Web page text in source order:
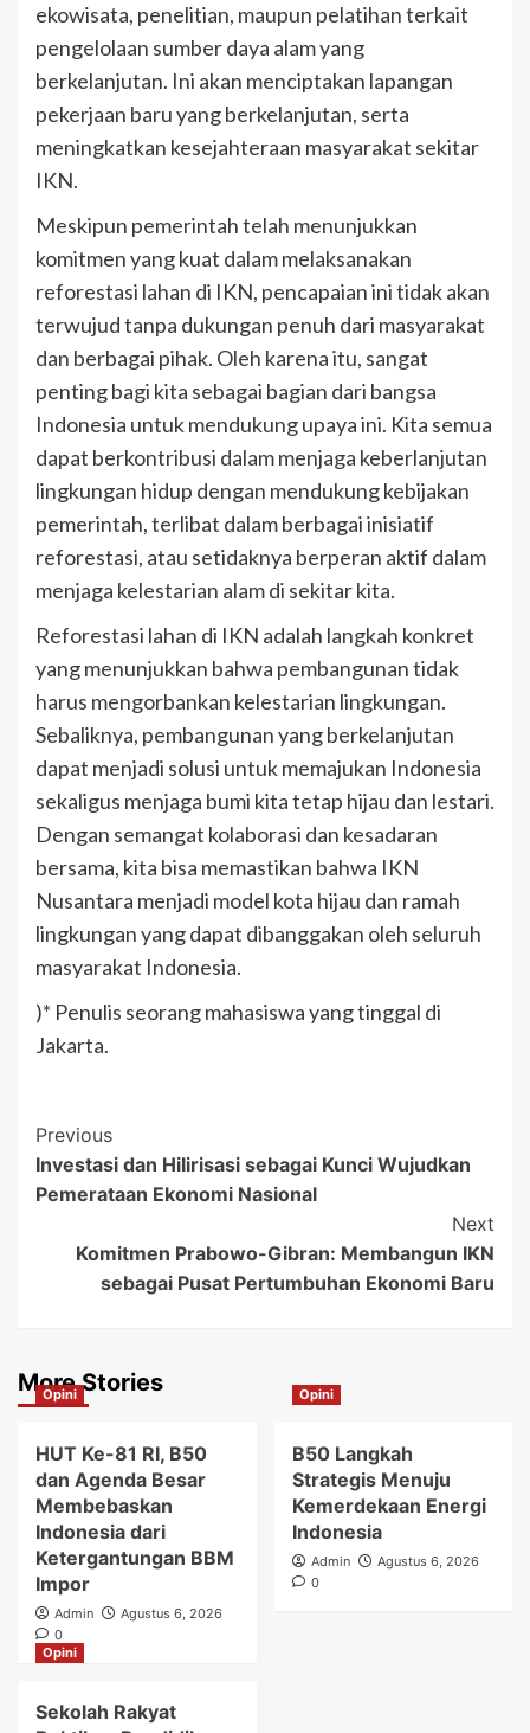
ekowisata, penelitian, maupun pelatihan terkait
pengelolaan sumber daya alam yang
berkelanjutan. Ini akan menciptakan lapangan
pekerjaan baru yang berkelanjutan, serta
meningkatkan kesejahteraan masyarakat sekitar
IKN.
Meskipun pemerintah telah menunjukkan
komitmen yang kuat dalam melaksanakan
reforestasi lahan di IKN, pencapaian ini tidak akan
terwujud tanpa dukungan penuh dari masyarakat
dan berbagai pihak. Oleh karena itu, sangat
penting bagi kita sebagai bagian dari bangsa
Indonesia untuk mendukung upaya ini. Kita semua
dapat berkontribusi dalam menjaga keberlanjutan
lingkungan hidup dengan mendukung kebijakan
pemerintah, terlibat dalam berbagai inisiatif
reforestasi, atau setidaknya berperan aktif dalam
menjaga kelestarian alam di sekitar kita.
Reforestasi lahan di IKN adalah langkah konkret
yang menunjukkan bahwa pembangunan tidak
harus mengorbankan kelestarian lingkungan.
Sebaliknya, pembangunan yang berkelanjutan
dapat menjadi solusi untuk memajukan Indonesia
sekaligus menjaga bumi kita tetap hijau dan lestari.
Dengan semangat kolaborasi dan kesadaran
bersama, kita bisa memastikan bahwa IKN
Nusantara menjadi model kota hijau dan ramah
lingkungan yang dapat dibanggakan oleh seluruh
masyarakat Indonesia.
)* Penulis seorang mahasiswa yang tinggal di
Jakarta.
Post
Navigation
Previous
Investasi dan Hilirisasi sebagai Kunci Wujudkan
Pemerataan Ekonomi Nasional
Next
Komitmen Prabowo-Gibran: Membangun IKN
sebagai Pusat Pertumbuhan Ekonomi Baru
More Stories
Opini
HUT Ke-81 RI, B50
dan Agenda Besar
Membebaskan
Indonesia dari
Ketergantungan BBM
Impor
Admin
Agustus 6, 2026
0
Opini
B50 Langkah
Strategis Menuju
Kemerdekaan Energi
Indonesia
Admin
Agustus 6, 2026
0
Opini
Sekolah Rakyat